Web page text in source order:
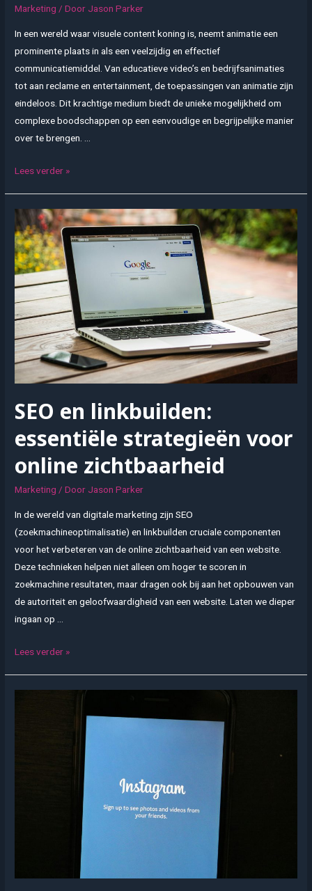
Marketing / Door Jason Parker
In een wereld waar visuele content koning is, neemt animatie een
prominente plaats in als een veelzijdig en effectief
communicatiemiddel. Van educatieve video’s en bedrijfsanimaties
tot aan reclame en entertainment, de toepassingen van animatie zijn
eindeloos. Dit krachtige medium biedt de unieke mogelijkheid om
complexe boodschappen op een eenvoudige en begrijpelijke manier
over te brengen. …
De
animatie
in
moderne
communicatie
Lees verder »
SEO en linkbuilden:
essentiële strategieën voor
online zichtbaarheid
Marketing / Door Jason Parker
In de wereld van digitale marketing zijn SEO
(zoekmachineoptimalisatie) en linkbuilden cruciale componenten
voor het verbeteren van de online zichtbaarheid van een website.
Deze technieken helpen niet alleen om hoger te scoren in
zoekmachine resultaten, maar dragen ook bij aan het opbouwen van
de autoriteit en geloofwaardigheid van een website. Laten we dieper
ingaan op …
SEO
Lees verder »